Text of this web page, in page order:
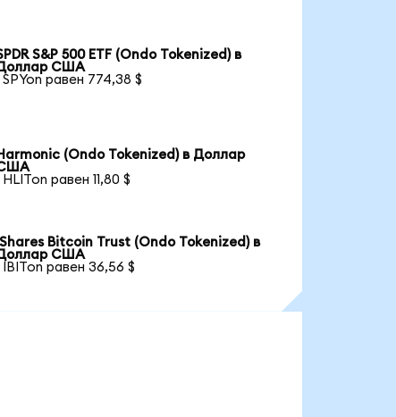
S&P 500 ETF (Ondo Tokenized) в
США
SPYon равен 774,38 $
(Ondo Tokenized) в Доллар
HLITon равен 11,80 $
Bitcoin Trust (Ondo Tokenized) в
США
IBITon равен 36,56 $